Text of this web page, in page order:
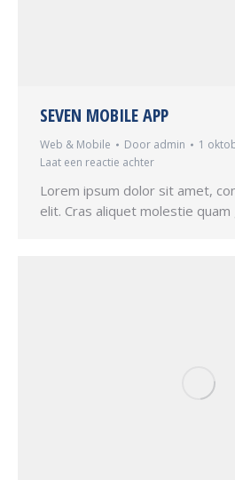
SEVEN MOBILE APP
Web & Mobile Door admin
1
Laat een reactie achter
Lorem ipsum dolor sit amet,
elit. Cras aliquet molestie quam